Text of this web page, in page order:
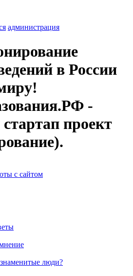
администрация
в России
-
проект
с сайтом
люди?